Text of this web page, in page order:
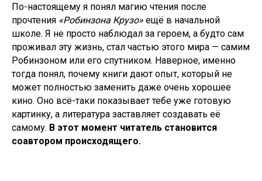
По-настоящему я понял магию чтения после
прочтения «Робинзона Крузо» ещё в начальной
школе. Я не просто наблюдал за героем, а будто сам
проживал эту жизнь, стал частью этого мира — самим
Робинзоном или его спутником. Наверное, именно
тогда понял, почему книги дают опыт, который не
может полностью заменить даже очень хорошее
кино. Оно всё-таки показывает тебе уже готовую
картинку, а литература заставляет создавать её
самому. В этот момент читатель становится
соавтором происходящего.